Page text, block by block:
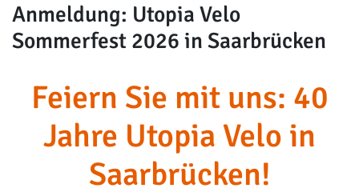
Anmeldung: Utopia Velo
Sommerfest 2026 in Saarbrücken
Feiern Sie mit uns: 40
Jahre Utopia Velo in
Saarbrücken!